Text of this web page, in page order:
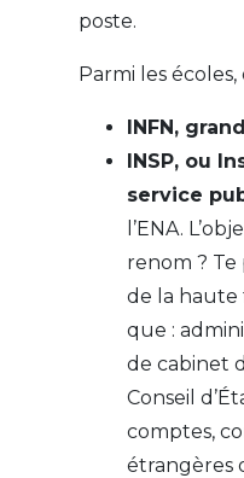
poste.
Parmi les écoles,
INFN,
INSP, ou
service
l’ENA.
renom ?
de la
que :
de cabinet
Conseil
comptes,
étrangères